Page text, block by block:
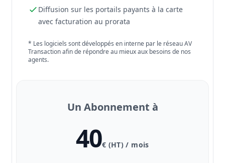
Diffusion sur les portails payants à la carte
avec facturation au prorata
* Les logiciels sont développés en interne par le réseau AV
Transaction afin de répondre au mieux aux besoins de nos
agents.
Un Abonnement à
40€ (HT) / mois